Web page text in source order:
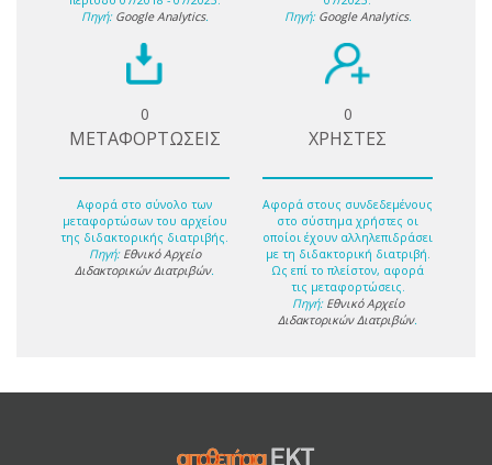
Πηγή: Google Analytics.
Πηγή: Google Analytics.
0
ΜΕΤΑΦΟΡΤΩΣΕΙΣ
Αφορά στο σύνολο των
μεταφορτώσων του αρχείου
της διδακτορικής διατριβής.
Πηγή: Εθνικό Αρχείο
Διδακτορικών Διατριβών.
0
ΧΡΗΣΤΕΣ
Αφορά στους συνδεδεμένους
στο σύστημα χρήστες οι
οποίοι έχουν αλληλεπιδράσει
με τη διδακτορική διατριβή.
Ως επί το πλείστον, αφορά
τις μεταφορτώσεις.
Πηγή: Εθνικό Αρχείο
Διδακτορικών Διατριβών.